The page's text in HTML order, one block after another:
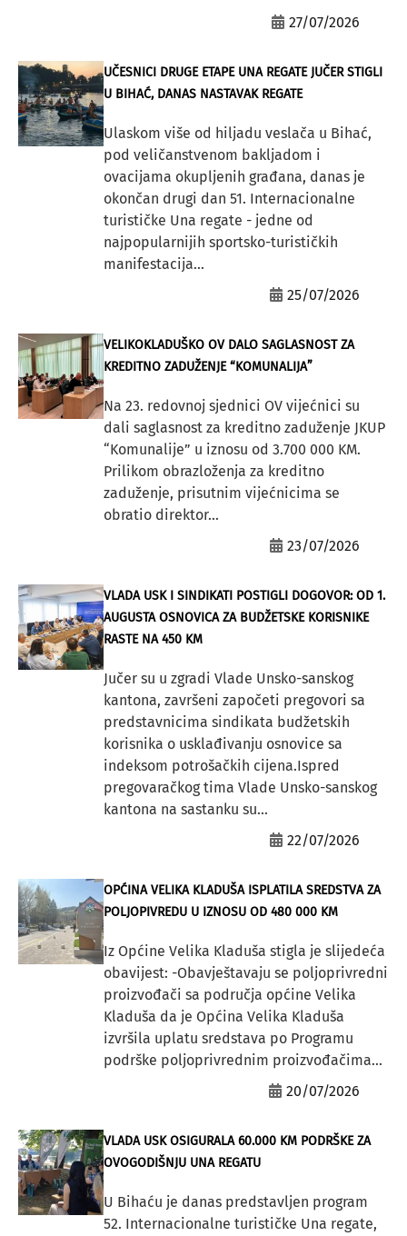
27/07/2026
UČESNICI DRUGE ETAPE UNA REGATE JUČER STIGLI
U BIHAĆ, DANAS NASTAVAK REGATE
Ulaskom više od hiljadu veslača u Bihać,
pod veličanstvenom bakljadom i
ovacijama okupljenih građana, danas je
okončan drugi dan 51. Internacionalne
turističke Una regate - jedne od
najpopularnijih sportsko-turističkih
manifestacija...
25/07/2026
VELIKOKLADUŠKO OV DALO SAGLASNOST ZA
KREDITNO ZADUŽENJE “KOMUNALIJA”
Na 23. redovnoj sjednici OV vijećnici su
dali saglasnost za kreditno zaduženje JKUP
“Komunalije” u iznosu od 3.700 000 KM.
Prilikom obrazloženja za kreditno
zaduženje, prisutnim vijećnicima se
obratio direktor...
23/07/2026
VLADA USK I SINDIKATI POSTIGLI DOGOVOR: OD 1.
AUGUSTA OSNOVICA ZA BUDŽETSKE KORISNIKE
RASTE NA 450 KM
Jučer su u zgradi Vlade Unsko-sanskog
kantona, završeni započeti pregovori sa
predstavnicima sindikata budžetskih
korisnika o usklađivanju osnovice sa
indeksom potrošačkih cijena.Ispred
pregovaračkog tima Vlade Unsko-sanskog
kantona na sastanku su...
22/07/2026
OPĆINA VELIKA KLADUŠA ISPLATILA SREDSTVA ZA
POLJOPIVREDU U IZNOSU OD 480 000 KM
Iz Općine Velika Kladuša stigla je slijedeća
obavijest: -Obavještavaju se poljoprivredni
proizvođači sa područja općine Velika
Kladuša da je Općina Velika Kladuša
izvršila uplatu sredstava po Programu
podrške poljoprivrednim proizvođačima...
20/07/2026
VLADA USK OSIGURALA 60.000 KM PODRŠKE ZA
OVOGODIŠNJU UNA REGATU
U Bihaću je danas predstavljen program
52. Internacionalne turističke Una regate,